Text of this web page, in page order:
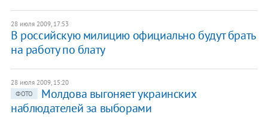
28 июля 2009, 17:53
В российскую милицию официально будут брать
на работу по блату
28 июля 2009, 15:20
ФОТО
Молдова выгоняет украинских
наблюдателей за выборами